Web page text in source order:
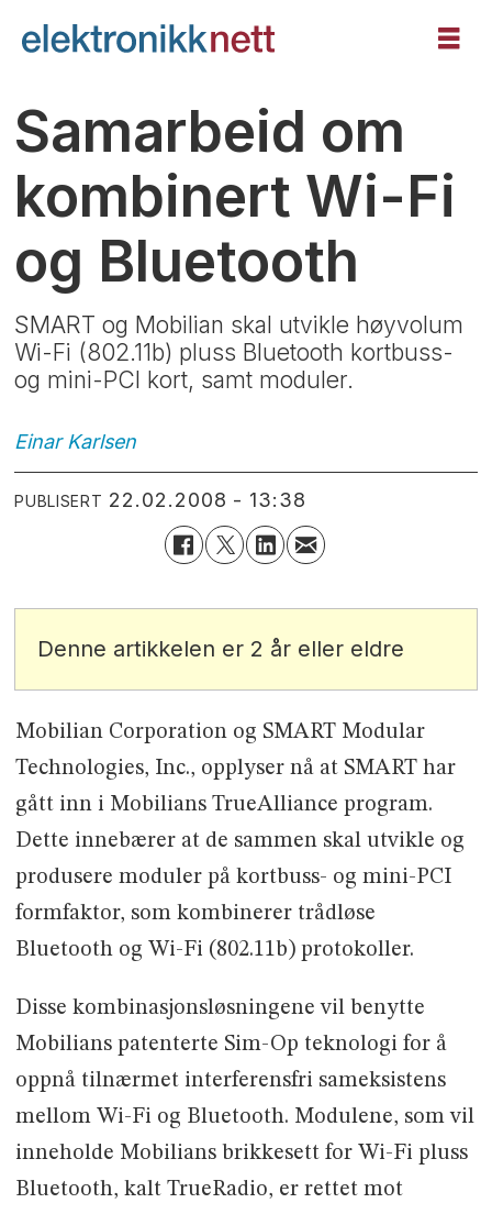
Samarbeid om
kombinert Wi-Fi
og Bluetooth
SMART og Mobilian skal utvikle høyvolum
Wi-Fi (802.11b) pluss Bluetooth kortbuss-
og mini-PCI kort, samt moduler.
Einar Karlsen
PUBLISERT 22.02.2008 - 13:38
Denne artikkelen er 2 år eller eldre
Mobilian Corporation og SMART Modular
Technologies, Inc., opplyser nå at SMART har
gått inn i Mobilians TrueAlliance program.
Dette innebærer at de sammen skal utvikle og
produsere moduler på kortbuss- og mini-PCI
formfaktor, som kombinerer trådløse
Bluetooth og Wi-Fi (802.11b) protokoller.
Disse kombinasjonsløsningene vil benytte
Mobilians patenterte Sim-Op teknologi for å
oppnå tilnærmet interferensfri sameksistens
mellom Wi-Fi og Bluetooth. Modulene, som vil
inneholde Mobilians brikkesett for Wi-Fi pluss
Bluetooth, kalt TrueRadio, er rettet mot